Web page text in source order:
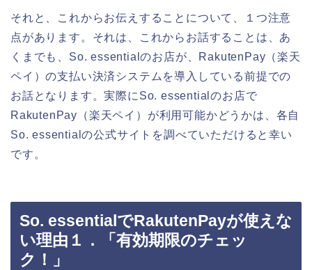
それと、これからお伝えすることについて、１つ注意
点があります。それは、これからお話することは、あ
くまでも、So. essentialのお店が、RakutenPay（楽天
ペイ）の支払い決済システムを導入している前提での
お話となります。実際にSo. essentialのお店で
RakutenPay（楽天ペイ）が利用可能かどうかは、各自
So. essentialの公式サイトを調べていただけると幸い
です。
So. essentialでRakutenPayが使えな
い理由１．「有効期限のチェッ
ク！」